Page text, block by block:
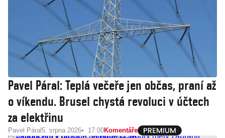
Pavel Páral: Teplá večeře jen občas, praní až
o víkendu. Brusel chystá revoluci v účtech
za elektřinu
Pavel Páral 5. srpna 2026 17:00Komentáře